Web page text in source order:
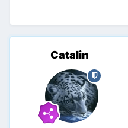
Catalin